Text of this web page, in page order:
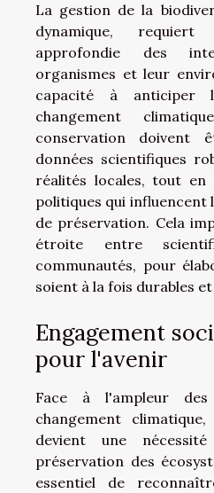
La gestion de la
dynamique, requiert
approfondie des
organismes et leur
capacité à
changement
conservation doivent
données scientifiques
réalités locales, tout en
politiques qui influencent
de préservation. Cela
étroite entre
communautés, pour
soient à la fois durables
Engagement
pour l'avenir
Face à l'ampleur
changement
devient une
préservation des
essentiel de